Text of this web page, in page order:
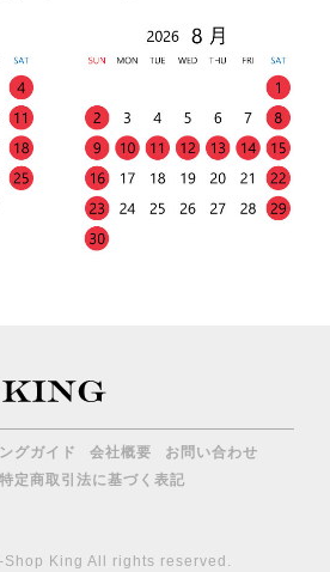
グガイド 会社概要
お問い合わせ
特定商取引法に基づく表記
King All rights reserved.